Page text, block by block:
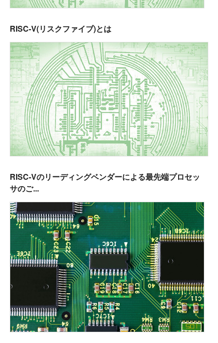
RISC-V(リスクファイブ)とは
RISC-Vのリーディングベンダーによる最先端プロセッ
サのご...